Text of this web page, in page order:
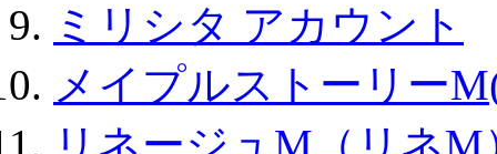
ミリシタ アカウント
メイプルストーリー